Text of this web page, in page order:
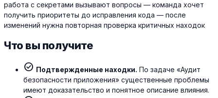
работа с секретами вызывают вопросы — команда хочет
получить приоритеты до исправления кода — после
изменений нужна повторная проверка критичных находок
Что вы получите
check_circle Подтвержденные находки. По задаче «Аудит
безопасности приложения» существенные проблемы
имеют доказательство и понятное описание влияния.